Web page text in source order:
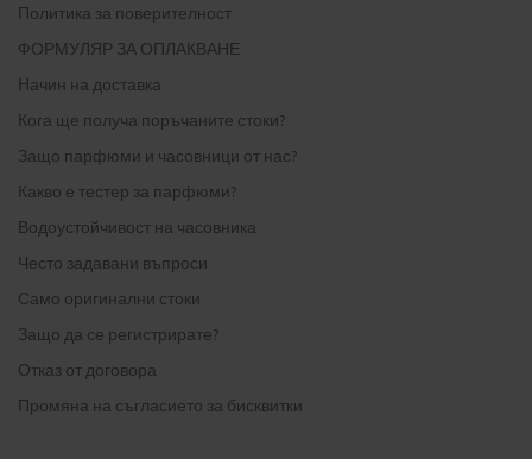
Политика за поверителност
ФОРМУЛЯР ЗА ОПЛАКВАНЕ
Начин на доставка
Кога ще получа поръчаните стоки?
Защо парфюми и часовници от нас?
Какво е тестер за парфюми?
Водоустойчивост на часовника
Често задавани въпроси
Само оригинални стоки
Защо да се регистрирате?
Отказ от договора
Промяна на съгласието за бисквитки